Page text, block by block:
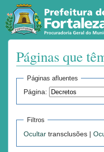
Páginas que
Ir para:navegação,
Páginas afluentes
Página:
Filtros
Ocultar transclusões |